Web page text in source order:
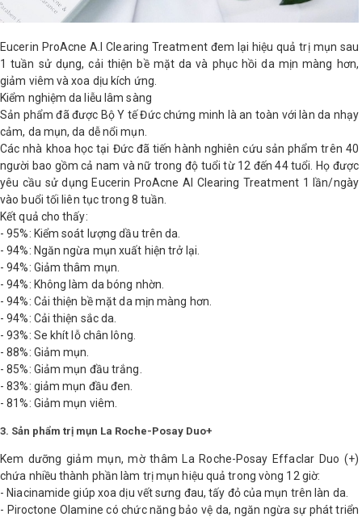
Eucerin ProAcne A.I Clearing Treatment đem lại hiệu quả trị mụn sau
1 tuần sử dụng, cải thiện bề mặt da và phục hồi da mịn màng hơn,
giảm viêm và xoa dịu kích ứng.
Kiểm nghiệm da liễu lâm sàng
Sản phẩm đã được Bộ Y tế Đức chứng minh là an toàn với làn da nhạy
cảm, da mụn, da dễ nổi mụn.
Các nhà khoa học tại Đức đã tiến hành nghiên cứu sản phẩm trên 40
người bao gồm cả nam và nữ trong độ tuổi từ 12 đến 44 tuổi. Họ được
yêu cầu sử dụng Eucerin ProAcne AI Clearing Treatment 1 lần/ngày
vào buổi tối liên tục trong 8 tuần.
Kết quả cho thấy:
- 95%: Kiểm soát lượng dầu trên da.
- 94%: Ngăn ngừa mụn xuất hiện trở lại.
- 94%: Giảm thâm mụn.
- 94%: Không làm da bóng nhờn.
- 94%: Cải thiện bề mặt da mịn màng hơn.
- 94%: Cải thiện sắc da.
- 93%: Se khít lỗ chân lông.
- 88%: Giảm mụn.
- 85%: Giảm mụn đầu trắng.
- 83%: giảm mụn đầu đen.
- 81%: Giảm mụn viêm.
3. Sản phẩm trị mụn La Roche-Posay Duo+
Kem dưỡng giảm mụn, mờ thâm La Roche-Posay Effaclar Duo (+)
chứa nhiều thành phần làm trị mụn hiệu quả trong vòng 12 giờ:
- Niacinamide giúp xoa dịu vết sưng đau, tấy đỏ của mụn trên làn da.
- Piroctone Olamine có chức năng bảo vệ da, ngăn ngừa sự phát triển